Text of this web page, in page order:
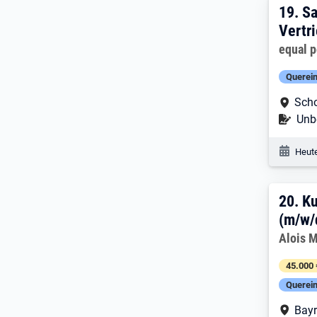
19.
19.
equal
20.
20.
(m/
Alois
45.000